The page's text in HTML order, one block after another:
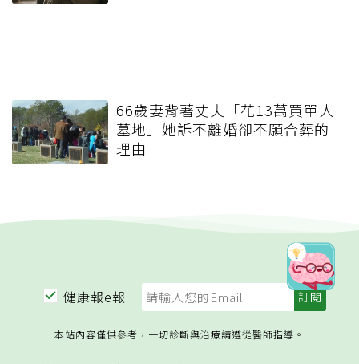
66歲妻背著丈夫「花13萬買單人
墓地」她訴不離婚卻不願合葬的
理由
健康報e報
本站內容僅供參考，一切診斷與治療請遵從醫師指導。